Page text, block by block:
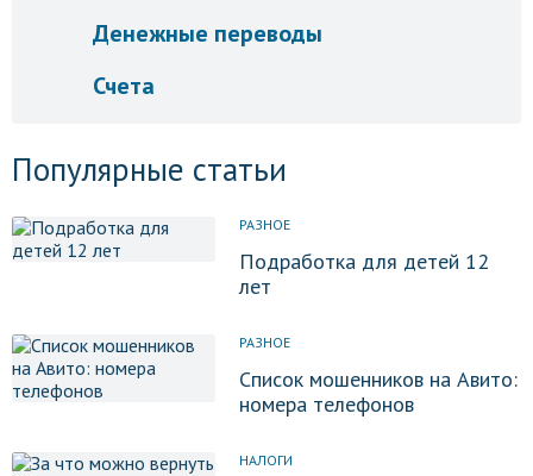
Денежные переводы
Счета
Популярные статьи
РАЗНОЕ
Подработка для детей 12
лет
РАЗНОЕ
Список мошенников на Авито:
номера телефонов
НАЛОГИ